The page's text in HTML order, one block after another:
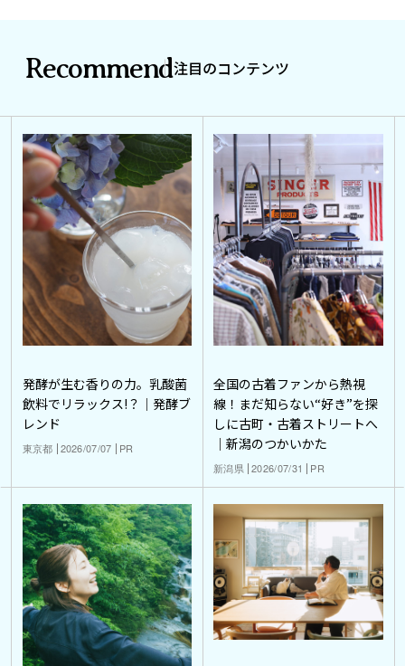
Recommend注目のコンテンツ
発酵が生む香りの力。乳酸菌
飲料でリラックス!？｜発酵ブ
レンド
東京都 2026/07/07 PR
全国の古着ファンから熱視
線！まだ知らない“好き”を探
しに古町・古着ストリートへ
｜新潟のつかいかた
新潟県 2026/07/31 PR